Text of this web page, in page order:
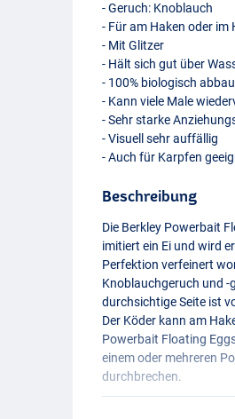
- Geruch: Knoblauch
- Für am Haken oder im
- Mit Glitzer
- Hält sich gut über
- 100% biologisch
- Kann viele Male
- Sehr starke
- Visuell sehr auffällig
- Auch für Karpfen
Beschreibung
Die Berkley Powerbait
imitiert ein Ei und wird
Perfektion verfeinert
Knoblauchgeruch und -
durchsichtige Seite ist
Der Köder kann am
Powerbait Floating
einem oder mehreren
durchbrechen.